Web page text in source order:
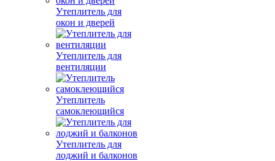
Утеплитель для
окон и дверей
Утеплитель для
вентиляции
Утеплитель
самоклеющийся
Утеплитель для
лоджий и балконов